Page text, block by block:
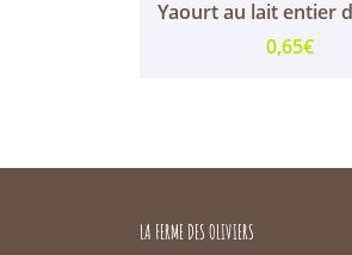
0,65€
LA FERME DES OLIVIERS